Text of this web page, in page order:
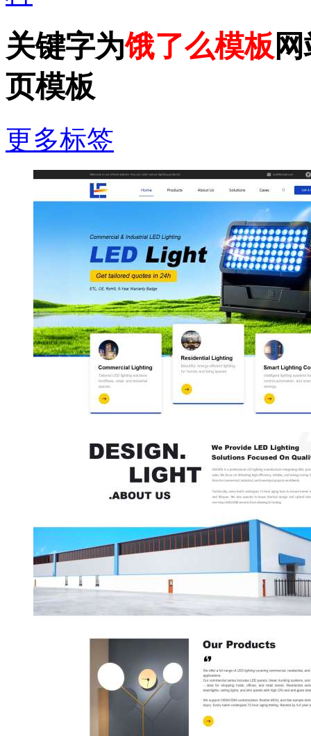
关键字为饿了么模板
页模板
更多标签